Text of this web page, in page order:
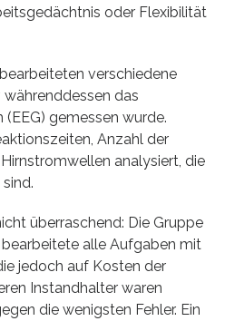
oder Flexibilität
verschiedene
das
gemessen wurde.
Anzahl der
analysiert, die
überraschend: Die Gruppe
alle Aufgaben mit
jedoch auf Kosten der
Instandhalter waren
die wenigsten Fehler. Ein